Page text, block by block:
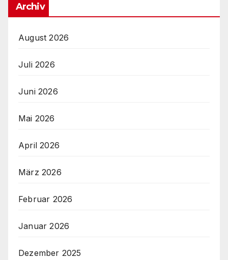
Archiv
August 2026
Juli 2026
Juni 2026
Mai 2026
April 2026
März 2026
Februar 2026
Januar 2026
Dezember 2025